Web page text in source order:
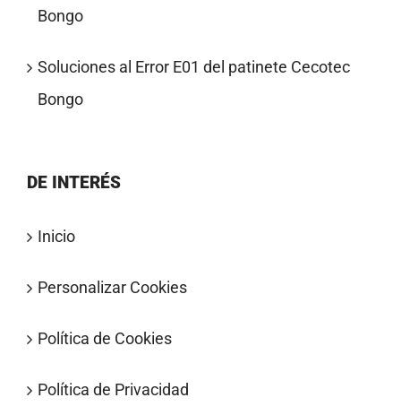
Bongo
Soluciones al Error E01 del patinete Cecotec
Bongo
DE INTERÉS
Inicio
Personalizar Cookies
Política de Cookies
Política de Privacidad